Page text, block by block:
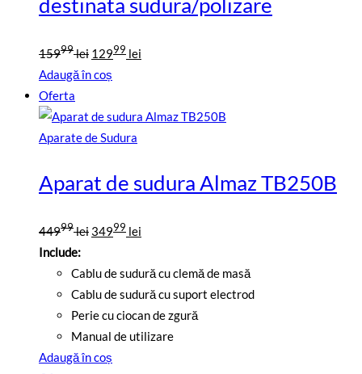
15999 lei Prețul
inițial
fost:
15999
12999 lei
12999
Adaugă în coș
Oferta
Aparate de Sudura
Aparat de sudura Almaz TB250B
44999 lei Prețul
a
fost:
44999
lei.
34999 lei
este:
34999
lei.
Include:
Cablu de sudură cu clemă de masă
Cablu de sudură cu suport electrod
Perie cu ciocan de zgură
Manual de utilizare
Adaugă în coș